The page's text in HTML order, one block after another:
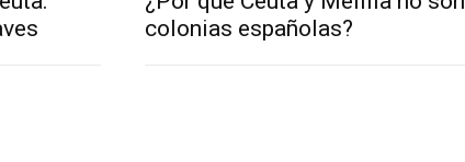
colonias españolas?